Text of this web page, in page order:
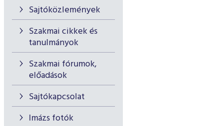
Sajtóközlemények
Szakmai cikkek és
tanulmányok
Szakmai fórumok,
előadások
Sajtókapcsolat
Imázs fotók